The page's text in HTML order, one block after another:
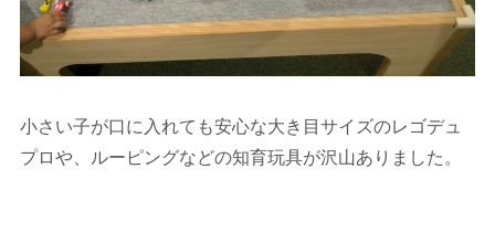
小さい子が口に入れても安心な大き目サイズのレゴデュ
プロや、ルーピングなどの知育玩具が沢山ありました。